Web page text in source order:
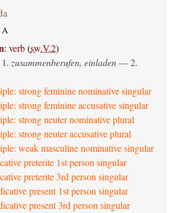
A
: verb(sw.V.2)
1. zusammenberufen, einladen— 2.
strong feminine nominative singular
strong feminine accusative singular
strong neuter nominative plural
strong neuter accusative plural
weak masculine nominative singular
preterite 1st person singular
preterite 3rd person singular
present 1st person singular
present 3rd person singular